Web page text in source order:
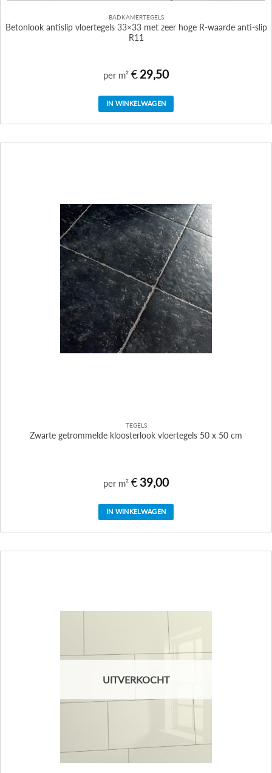
BADKAMERTEGELS
Betonlook antislip vloertegels 33×33 met zeer hoge R-waarde anti-slip
R11
per m² €29,50
IN WINKELWAGEN
TEGELS
Zwarte getrommelde kloosterlook vloertegels 50 x 50 cm
per m² €39,00
IN WINKELWAGEN
UITVERKOCHT